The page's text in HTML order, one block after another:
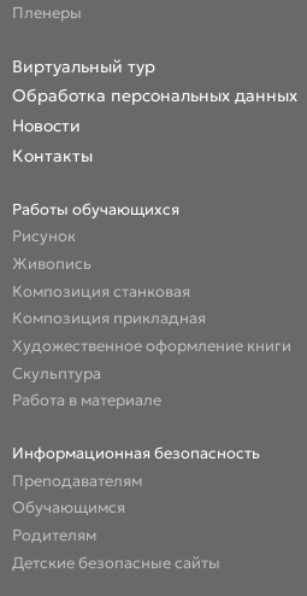
Пленеры
Виртуальный тур
Обработка персональных данных
Новости
Контакты
Работы обучающихся
Рисунок
Живопись
Композиция станковая
Композиция прикладная
Художественное оформление книги
Скульптура
Работа в материале
Информационная безопасность
Преподавателям
Обучающимся
Родителям
Детские безопасные сайты